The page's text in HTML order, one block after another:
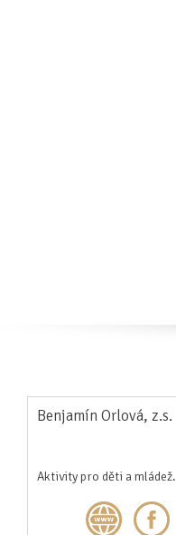
Benjamín Orlová, z.s.
Aktivity pro děti a mládež.